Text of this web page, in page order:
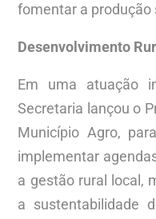
fomentar a produção
Desenvolvimento
Em uma atuação
Secretaria lançou o
Município Agro,
implementar
a gestão rural local,
a sustentabilidade